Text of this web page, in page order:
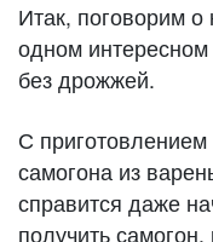
Итак, поговорим
одном интересном
без дрожжей.
С
самогона из
справится даже
получить